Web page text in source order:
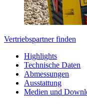
Vertriebspartner finden
Highlights
Technische Daten
Abmessungen
Ausstattung
Medien und